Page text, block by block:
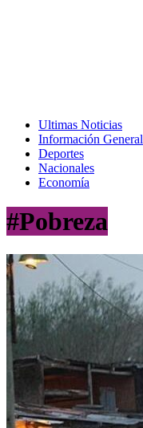
Ultimas Noticias
Información General
Deportes
Nacionales
Economía
#Pobreza